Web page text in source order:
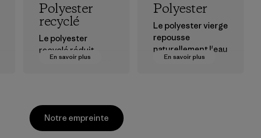
En savoir plus
Polyester
recyclé
Le polyester
recyclé réduit
notre dépendance
Matières
En savoir plus
Polyester
Le polyester vierge
repousse
naturellement l'eau
et est très
Notre empreinte